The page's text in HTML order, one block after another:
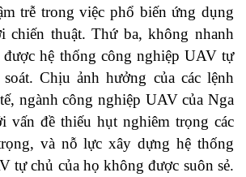
trễ trong việc phổ biến ứng dụng
thuật. Thứ ba, không nhanh
hệ thống công nghiệp UAV tự
Chịu ảnh hưởng của các lệnh
ngành công nghiệp UAV của Nga
vấn đề thiếu hụt nghiêm trọng các
và nỗ lực xây dựng hệ thống
tự chủ của họ không được suôn sẻ.